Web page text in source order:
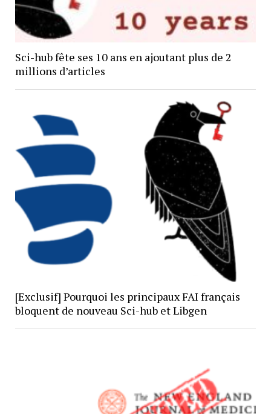
Sci-hub fête ses 10 ans en ajoutant plus de 2
millions d’articles
[Exclusif] Pourquoi les principaux FAI français
bloquent de nouveau Sci-hub et Libgen